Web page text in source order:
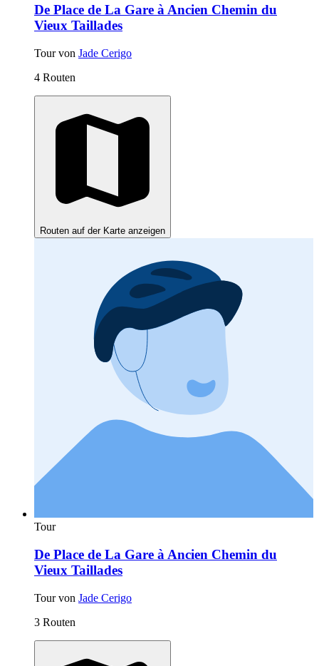
De Place de La Gare à Ancien Chemin du
Vieux Taillades
Tour von Jade Cerigo
4 Routen
Routen auf der Karte anzeigen
Tour
De Place de La Gare à Ancien Chemin du
Vieux Taillades
Tour von Jade Cerigo
3 Routen